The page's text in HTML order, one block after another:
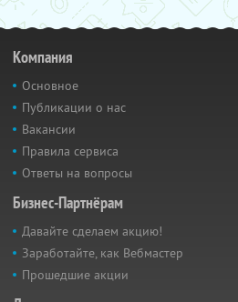
Компания
Основное
Публикации о нас
Вакансии
Правила сервиса
Ответы на вопросы
Бизнес-Партнёрам
Давайте сделаем акцию!
Заработайте, как Вебмастер
Прошедшие акции